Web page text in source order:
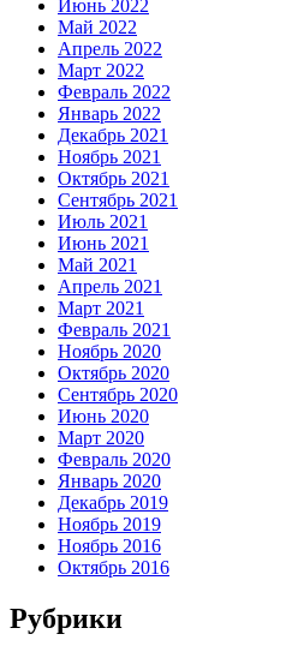
Июнь 2022
Май 2022
Апрель 2022
Март 2022
Февраль 2022
Январь 2022
Декабрь 2021
Ноябрь 2021
Октябрь 2021
Сентябрь 2021
Июль 2021
Июнь 2021
Май 2021
Апрель 2021
Март 2021
Февраль 2021
Ноябрь 2020
Октябрь 2020
Сентябрь 2020
Июнь 2020
Март 2020
Февраль 2020
Январь 2020
Декабрь 2019
Ноябрь 2019
Ноябрь 2016
Октябрь 2016
Рубрики